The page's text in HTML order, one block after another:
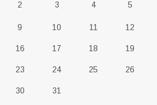
2 3 4 5
9 10 11 12
16 17 18 19
23 24 25 26
30 31